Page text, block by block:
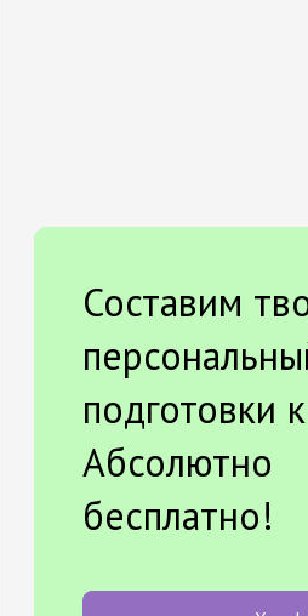
Составим
подготовки
Абсолютно
бесплатно!